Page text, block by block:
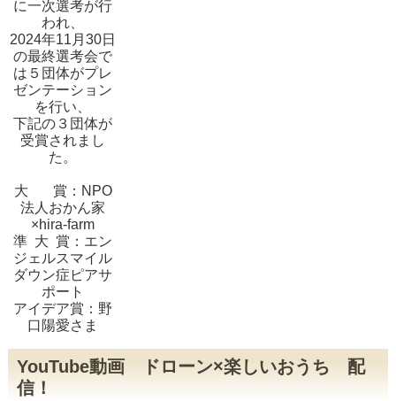
に一次選考が行
われ、
2024年11月30日
の最終選考会で
は５団体がプレ
ゼンテーション
を行い、
下記の３団体が
受賞されまし
た。
大 賞：NPO
法人おかん家
×hira-farm
準 大 賞：エン
ジェルスマイル
ダウン症ピアサ
ポート
アイデア賞：野
口陽愛さま
YouTube動画 ドローン×楽しいおうち 配
信！